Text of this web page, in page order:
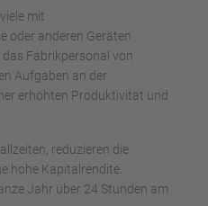
mit
oder anderen Geräten
Fabrikpersonal von
Aufgaben an der
erhöhten Produktivität und
reduzieren die
hohe Kapitalrendite.
Jahr über 24 Stunden am